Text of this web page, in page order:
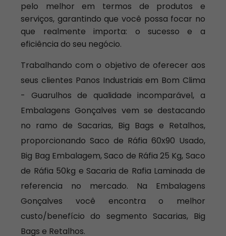
pelo melhor em termos de produtos e
serviços, garantindo que você possa focar no
que realmente importa: o sucesso e a
eficiência do seu negócio.
Trabalhando com o objetivo de oferecer aos
seus clientes Panos Industriais em Bom Clima
- Guarulhos de qualidade incomparável, a
Embalagens Gonçalves vem se destacando
no ramo de Sacarias, Big Bags e Retalhos,
proporcionando Saco de Ráfia 60x90 Usado,
Big Bag Embalagem, Saco de Ráfia 25 Kg, Saco
de Ráfia 50kg e Sacaria de Rafia Laminada de
referencia no mercado. Na Embalagens
Gonçalves você encontra o melhor
custo/benefício do segmento Sacarias, Big
Bags e Retalhos.